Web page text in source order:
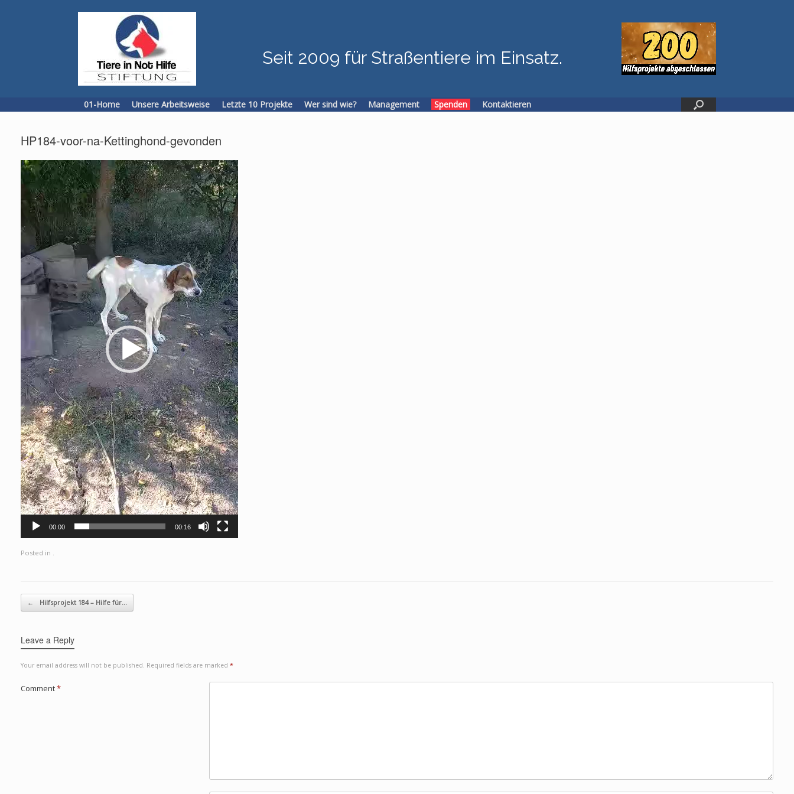
Seit 2009 für Straßentiere im Einsatz.
01-Home Unsere Arbeitsweise Letzte 10 Projekte Wer sind wie? Management Spenden Kontaktieren
HP184-voor-na-Kettinghond-gevonden
Video
Player
00:00 00:16
Posted in .
Post navigation
← Hilfsprojekt 184 – Hilfe für…
Leave a Reply
Your email address will not be published. Required fields are marked *
Comment*